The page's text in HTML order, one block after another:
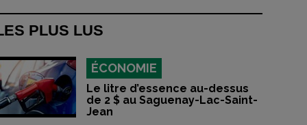
PLUS LUS
ÉCONOMIE
Le litre d’essence au-dessus
de 2 $ au Saguenay-Lac-Saint-
Jean